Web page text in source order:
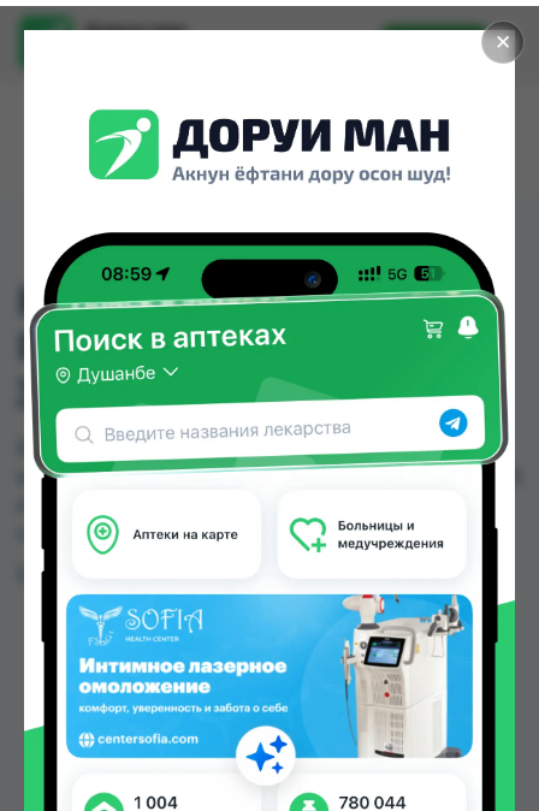
✕
Доруи ман
Установить
БАЛЬЗАМ
ПОС.БРИТ.МАКС
ЗАЩИТА 50МЛ
БАЛЬЗАМ ПОС.БРИТ.МАКС ЗАЩИТА 50МЛ
можно купить или заказать в аптеках, Нишон №3
городах Таджикистана
Цена: от